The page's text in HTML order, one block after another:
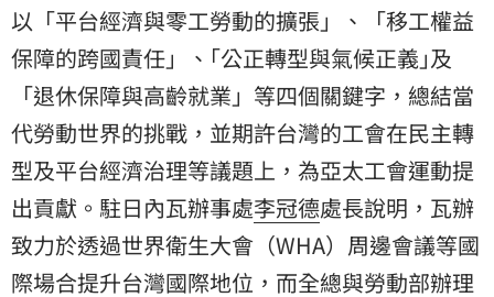
以「平台經濟與零工勞動的擴張」、「移工權益
保障的跨國責任」、｢公正轉型與氣候正義｣及
「退休保障與高齡就業」等四個關鍵字，總結當
代勞動世界的挑戰，並期許台灣的工會在民主轉
型及平台經濟治理等議題上，為亞太工會運動提
出貢獻。駐日內瓦辦事處李冠德處長說明，瓦辦
致力於透過世界衛生大會（WHA）周邊會議等國
際場合提升台灣國際地位，而全總與勞動部辦理